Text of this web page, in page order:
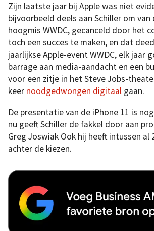
Zijn laatste jaar bij Apple was niet
bijvoorbeeld deels aan Schiller om van
hoogmis WWDC, gecanceld door het
toch een succes te maken, en dat
jaarlijkse Apple-event WWDC, elk jaar
barrage aan media-aandacht en een
voor een zitje in het Steve Jobs-
keer noodgedwongen digitaal gaan.
De presentatie van de iPhone 11 is
nu geeft Schiller de fakkel door aan
Greg Joswiak Ook hij heeft intussen al
achter de kiezen.